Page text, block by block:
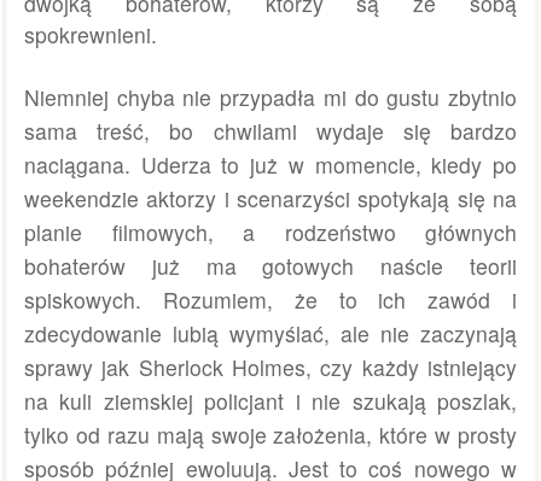
spokrewnieni.
Niemniej chyba nie przypadła mi do gustu zbytnio
sama treść, bo chwilami wydaje się bardzo
naciągana. Uderza to już w momencie, kiedy po
weekendzie aktorzy i scenarzyści spotykają się na
planie filmowych, a rodzeństwo głównych
bohaterów już ma gotowych naście teorii
spiskowych. Rozumiem, że to ich zawód i
zdecydowanie lubią wymyślać, ale nie zaczynają
sprawy jak Sherlock Holmes, czy każdy istniejący
na kuli ziemskiej policjant i nie szukają poszlak,
tylko od razu mają swoje założenia, które w prosty
sposób później ewoluują. Jest to coś nowego w